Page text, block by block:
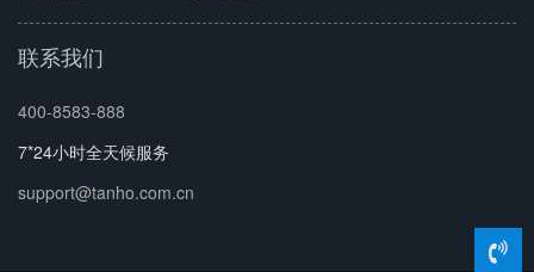
联系我们
400-8583-888
7*24小时全天候服务
support@tanho.com.cn